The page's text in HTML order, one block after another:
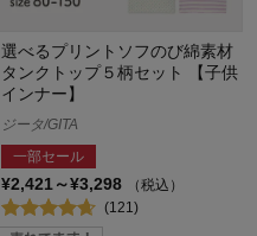
選べるプリントソフのび綿素材
タンクトップ５柄セット 【子供
インナー】
ジータ/GITA
一部セール
¥2,421～¥3,298
（税込）
(121)